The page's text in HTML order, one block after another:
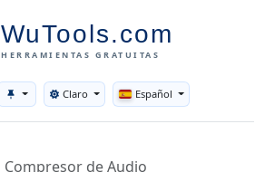
WuTools.com
HERRAMIENTAS GRATUITAS
Toggle theme
Claro Español
Compresor de Audio